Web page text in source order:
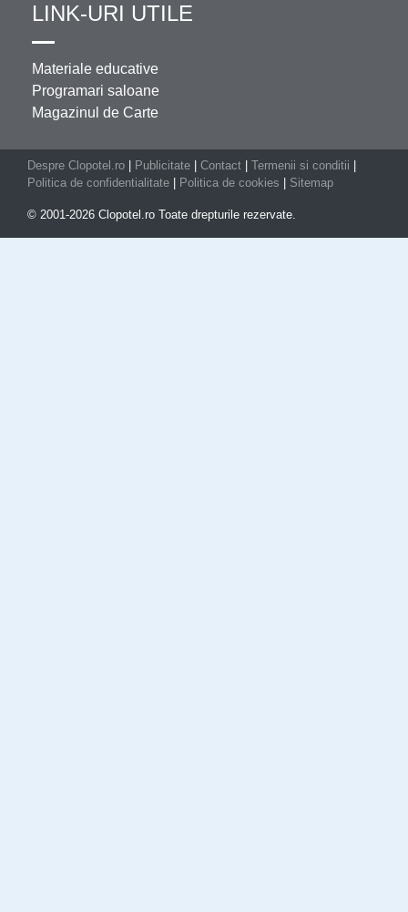
LINK-URI UTILE
Materiale educative
Programari saloane
Magazinul de Carte
Despre Clopotel.ro Publicitate Contact Termenii si conditii
Politica de confidentialitate
Politica de cookies Sitemap
© 2001-2026 Clopotel.ro Toate drepturile rezervate.